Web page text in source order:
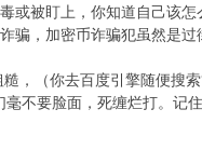
或被盯上，你知道自己该怎
骗，加密币诈骗犯虽然是过
，（你去百度引擎随便搜
不要脸面，死缠烂打。记